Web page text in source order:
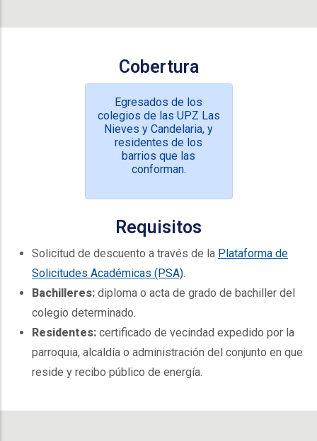
Cobertura
Egresados de los
colegios de las UPZ Las
Nieves y Candelaria, y
residentes de los
barrios que las
conforman.
Requisitos
Solicitud de descuento a través de la Plataforma de
Solicitudes Académicas (PSA).
Bachilleres: diploma o acta de grado de bachiller del
colegio determinado.
Residentes: certificado de vecindad expedido por la
parroquia, alcaldía o administración del conjunto en que
reside y recibo público de energía.